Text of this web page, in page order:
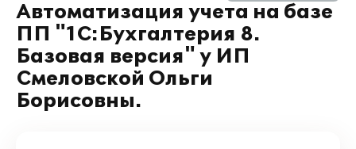
Автоматизация учета на базе
ПП "1С:Бухгалтерия 8.
Базовая версия" у ИП
Смеловской Ольги
Борисовны.